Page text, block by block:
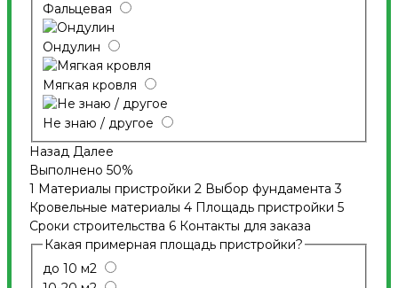
Фальцевая
Ондулин
Мягкая кровля
Не знаю / другое
Назад Далее
Выполнено 50%
1 Материалы пристройки 2 Выбор фундамента 3
Кровельные материалы 4 Площадь пристройки 5
Сроки строительства 6 Контакты для заказа
Какая примерная площадь пристройки?
до 10 м2